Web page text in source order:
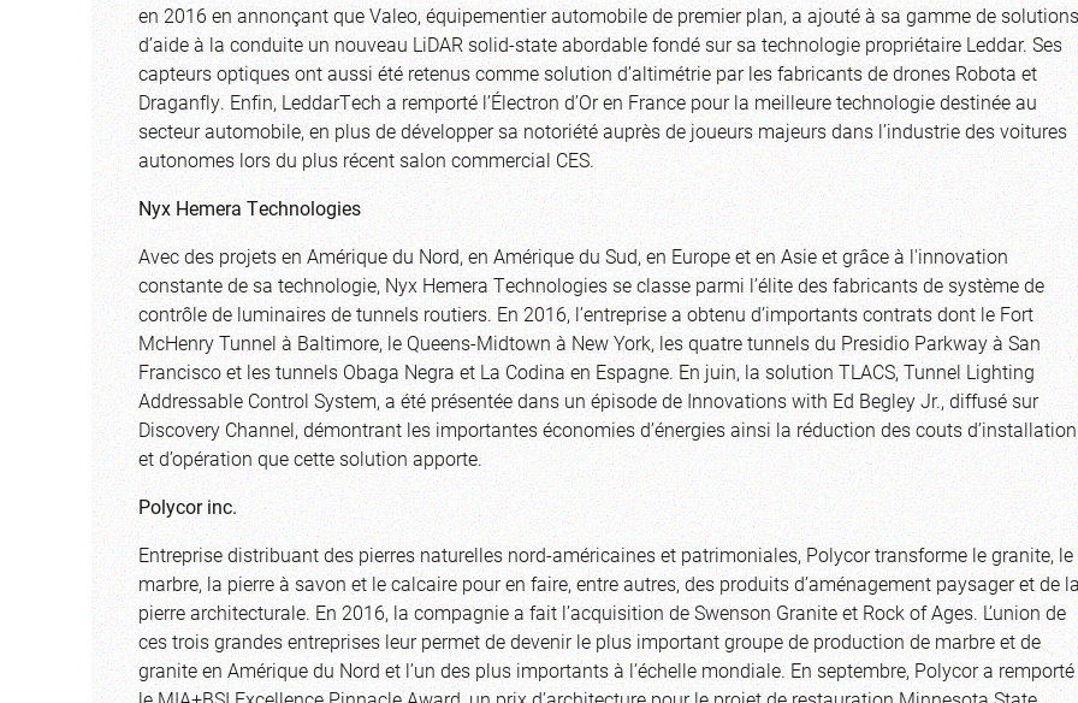
en 2016 en annonçant que Valeo, équipementier automobile de premier plan, a ajouté à sa gamme de solutions
d’aide à la conduite un nouveau LiDAR solid-state abordable fondé sur sa technologie propriétaire Leddar. Ses
capteurs optiques ont aussi été retenus comme solution d’altimétrie par les fabricants de drones Robota et
Draganfly. Enfin, LeddarTech a remporté l’Électron d’Or en France pour la meilleure technologie destinée au
secteur automobile, en plus de développer sa notoriété auprès de joueurs majeurs dans l’industrie des voitures
autonomes lors du plus récent salon commercial CES.
Nyx Hemera Technologies
Avec des projets en Amérique du Nord, en Amérique du Sud, en Europe et en Asie et grâce à l'innovation
constante de sa technologie, Nyx Hemera Technologies se classe parmi l’élite des fabricants de système de
contrôle de luminaires de tunnels routiers. En 2016, l’entreprise a obtenu d’importants contrats dont le Fort
McHenry Tunnel à Baltimore, le Queens-Midtown à New York, les quatre tunnels du Presidio Parkway à San
Francisco et les tunnels Obaga Negra et La Codina en Espagne. En juin, la solution TLACS, Tunnel Lighting
Addressable Control System, a été présentée dans un épisode de Innovations with Ed Begley Jr., diffusé sur
Discovery Channel, démontrant les importantes économies d’énergies ainsi la réduction des couts d’installation
et d’opération que cette solution apporte.
Polycor inc.
Entreprise distribuant des pierres naturelles nord-américaines et patrimoniales, Polycor transforme le granite, le
marbre, la pierre à savon et le calcaire pour en faire, entre autres, des produits d’aménagement paysager et de
pierre architecturale. En 2016, la compagnie a fait l’acquisition de Swenson Granite et Rock of Ages. L’union de
ces trois grandes entreprises leur permet de devenir le plus important groupe de production de marbre et de
granite en Amérique du Nord et l’un des plus importants à l’échelle mondiale. En septembre, Polycor a remporté